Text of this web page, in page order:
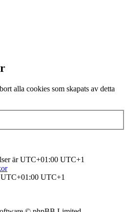
alla cookies som skapats av detta
är UTC+01:00 UTC+1
UTC+1